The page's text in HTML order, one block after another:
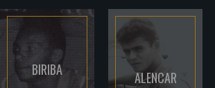
BIRIBA ALENCAR